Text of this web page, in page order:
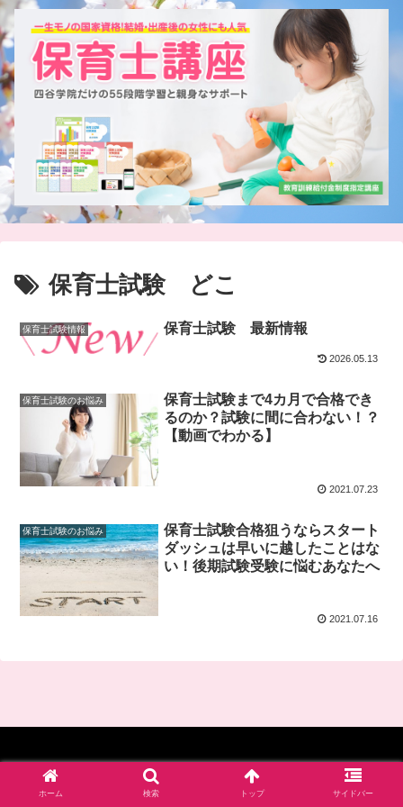
保育士試験 どこ
保育士試験情報 保育士試験 最新情報
2026.05.13
保育士試験のお悩み
保育士試験まで4カ月で合格でき
るのか？試験に間に合わない！？
【動画でわかる】
2021.07.23
保育士試験のお悩み
保育士試験合格狙うならスタート
ダッシュは早いに越したことはな
い！後期試験受験に悩むあなたへ
2021.07.16
© 2017-2026 四谷学院保育士試験対策講座_公式ブログ.
ホーム 検索 トップ サイドバー